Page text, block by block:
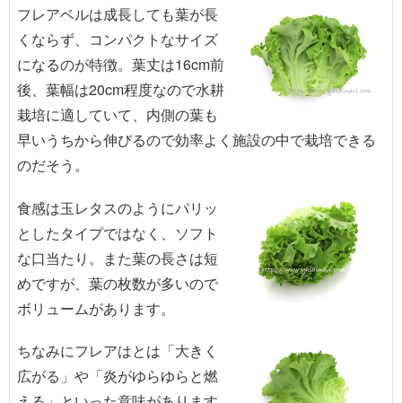
フレアベルは成長しても葉が長
くならず、コンパクトなサイズ
になるのが特徴。葉丈は16cm前
後、葉幅は20cm程度なので水耕
栽培に適していて、内側の葉も
早いうちから伸びるので効率よく施設の中で栽培できる
のだそう。
食感は玉レタスのようにパリッ
としたタイプではなく、ソフト
な口当たり。また葉の長さは短
めですが、葉の枚数が多いので
ボリュームがあります。
ちなみにフレアはとは「大きく
広がる」や「炎がゆらゆらと燃